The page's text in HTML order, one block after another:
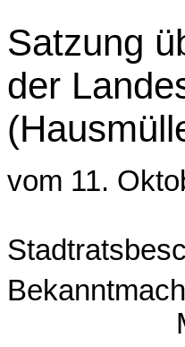
Satzung
der
vom 11.